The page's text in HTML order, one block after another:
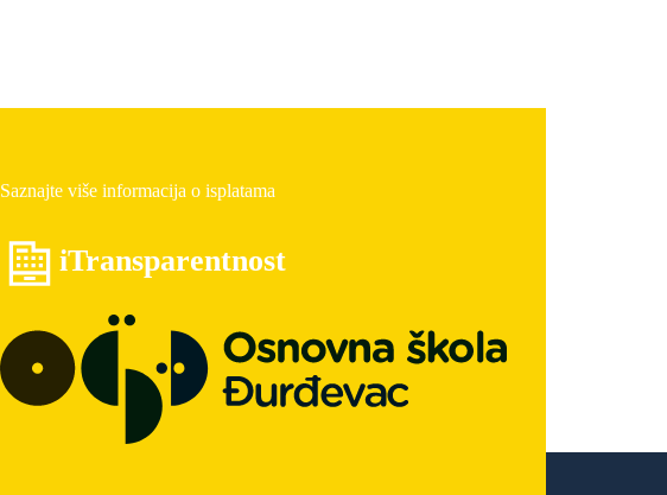
Saznajte više informacija o isplatama
iTransparentnost